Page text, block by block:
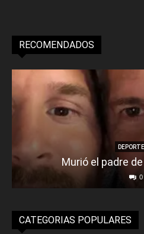
RECOMENDADOS
Murió el padre
0
CATEGORIAS POPULARES